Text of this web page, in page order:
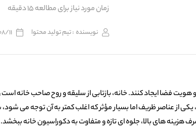
زمان مورد نیاز برای مطالعه 15 دقیقه
نویسنده : تیم تولید محتوا 11
فضا ایجاد کنند. خانه، بازتابی از سلیقه و روح صاحب‌ خانه است
یکی از عناصر ظریف اما بسیار مؤثر که اغلب کمتر به آن توجه می‌
هزینه‌ های بالا، جلوه‌ ای تازه و متفاوت به دکوراسیون خانه ببخشد.